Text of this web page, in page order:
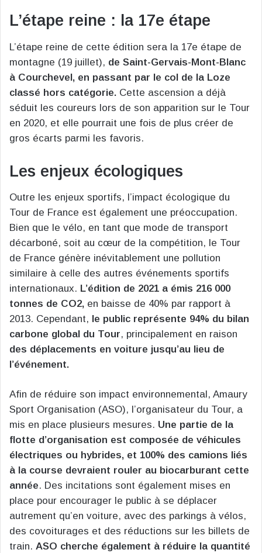
L’étape reine : la 17e étape
L’étape reine de cette édition sera la 17e étape de
montagne (19 juillet), de Saint-Gervais-Mont-Blanc
à Courchevel, en passant par le col de la Loze
classé hors catégorie. Cette ascension a déjà
séduit les coureurs lors de son apparition sur le Tour
en 2020, et elle pourrait une fois de plus créer de
gros écarts parmi les favoris.
Les enjeux écologiques
Outre les enjeux sportifs, l’impact écologique du
Tour de France est également une préoccupation.
Bien que le vélo, en tant que mode de transport
décarboné, soit au cœur de la compétition, le Tour
de France génère inévitablement une pollution
similaire à celle des autres événements sportifs
internationaux. L’édition de 2021 a émis 216 000
tonnes de CO2, en baisse de 40% par rapport à
2013. Cependant, le public représente 94% du bilan
carbone global du Tour, principalement en raison
des déplacements en voiture jusqu’au lieu de
l’événement.
Afin de réduire son impact environnemental, Amaury
Sport Organisation (ASO), l’organisateur du Tour, a
mis en place plusieurs mesures. Une partie de la
flotte d’organisation est composée de véhicules
électriques ou hybrides, et 100% des camions liés
à la course devraient rouler au biocarburant cette
année. Des incitations sont également mises en
place pour encourager le public à se déplacer
autrement qu’en voiture, avec des parkings à vélos,
des covoiturages et des réductions sur les billets de
train. ASO cherche également à réduire la quantité